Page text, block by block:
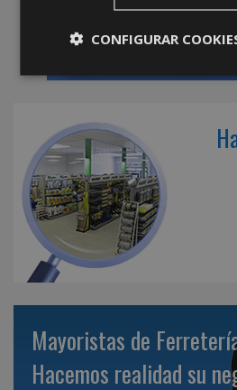
Mayoristas de
Hacemos realidad su
CONFIGURAR